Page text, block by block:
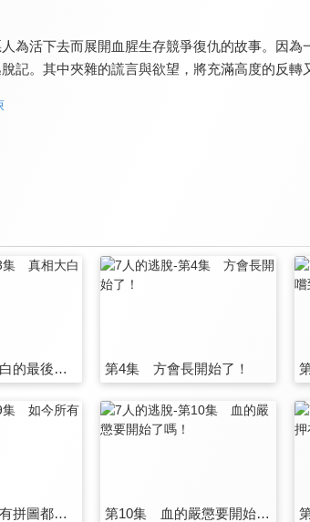
為活下去而展開血腥生存競爭復仇的故事。因
記。其中夾雜的謊言與欲望，將充滿高度的反轉
第3集 真相大白的最後機會 第4集 方會長開始了！
第9集 如今所有拼圖都對上了 第10集 血的嚴懲要開始了嗎！